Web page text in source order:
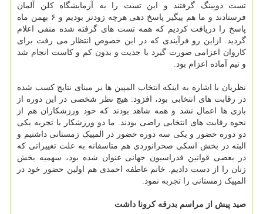
تست دوپینگ گرفتند و این تست را به آزمایشگاه کلن آلمان
فرستادند و ما هم پیگیر پاسخ دهی هرچه زودتر بودیم و ۶ بهمن ماه
پاسخ را دریافت کردیم که همه تست های گرفته شده منفی اعلام
گردید. ازاین رو فرآیندی که در این خصوص انتظار می رفت برای
کاروان اعزامی صورت گیرد با جدیت و بدون کم و کاست انجام شد
و تیم آماده اعزام بود.
نظریان با اشاره به اینکه انتخاب المپین ها بر مبنای نتایج کسب شده
در رقابت های انتخابی بود، افزود: هیچ نظر شخصی در این دوره از
بازی ها اعمال نشد و همه شاهد بودند که خود ورزشکاران هم از
نحوه رقابت های انتخابی راضی بودند. ما دو ورزشکار با تجربه یکی
دو دوره حضور و یکی سه دوره حضور در المپیک زمستانی داشتیم و
البته در بخش اسکی صحرانوردی هم متاسفانه به علت تغییراتی که
در بعضی قوانین فدراسیون جهانی عنوان شده بود، سهمیه بخش
زنان را از دست دادیم. خانم عاطفه احمدی هم اولین حضور خود در
المپیک زمستانی را تجربه نمود.
صید پیش از مراسم بدرقه کرونا داشت